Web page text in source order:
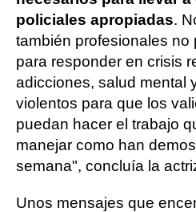
policiales apropiadas.
también profesionales no
para responder en crisis
adicciones, salud mental
violentos para que los
puedan hacer el trabajo
manejar como han
semana", concluía la
Unos mensajes que